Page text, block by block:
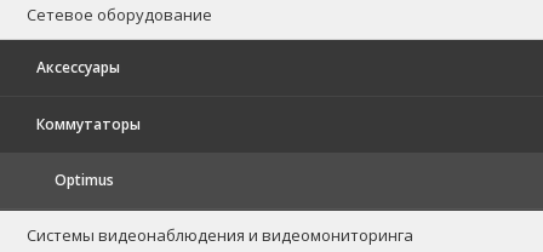
Сетевое оборудование
Аксессуары
Коммутаторы
Optimus
Системы видеонаблюдения и видеомониторинга